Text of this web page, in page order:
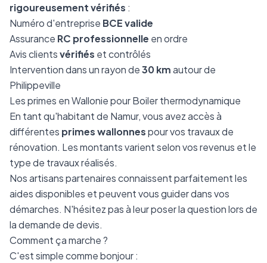
rigoureusement vérifiés :
Numéro d'entreprise BCE valide
Assurance RC professionnelle en ordre
Avis clientsvérifiés et contrôlés
Intervention dans un rayon de30 kmautour de
Philippeville
Les primes en Wallonie pour Boiler thermodynamique
En tant qu'habitant de Namur, vous avez accès à
différentes primes wallonnespour vos travaux de
rénovation. Les montants varient selon vos revenus et le
type de travaux réalisés.
Nos artisans partenaires connaissent parfaitement les
aides disponibles et peuvent vous guider dans vos
démarches. N'hésitez pas à leur poser la question lors de
la demande de devis.
Comment ça marche ?
C'est simple comme bonjour :